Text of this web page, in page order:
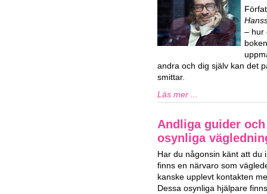
– hur
andra och dig själv kan det
smittar.
Läs mer ...
Andliga guider
osynliga
Har du någonsin känt att du
finns en närvaro som
kanske upplevt kontakten
Dessa osynliga hjälpare